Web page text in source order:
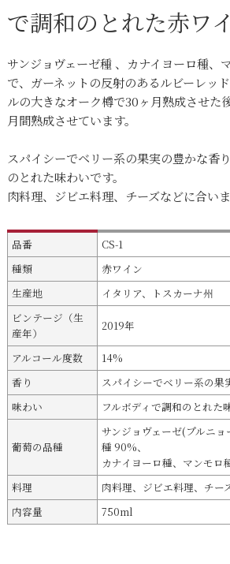
で調和のとれた赤ワ
サンジョヴェーゼ種 、カナイヨーロ種、
で、ガーネットの反射のあるルビーレッ
ルの大きなオーク樽で30ヶ月熟成させた
月間熟成させています。
スパイシーでベリー系の果実の豊かな香
のとれた味わいです。
肉料理、ジビエ料理、チーズなどに合いま
品番
CS-1
種類
赤ワイン
生産地
イタリア、トスカーナ州
ビンテージ（生
産年）
2019年
アルコール度数
14%
香り
スパイシーでベリー系の果
味わい
フルボディで調和のとれた
葡萄の品種
サンジョヴェーゼ(プルニ
種 90%、
カナイヨーロ種、マンモロ
料理
肉料理、ジビエ料理、チー
内容量
750ml